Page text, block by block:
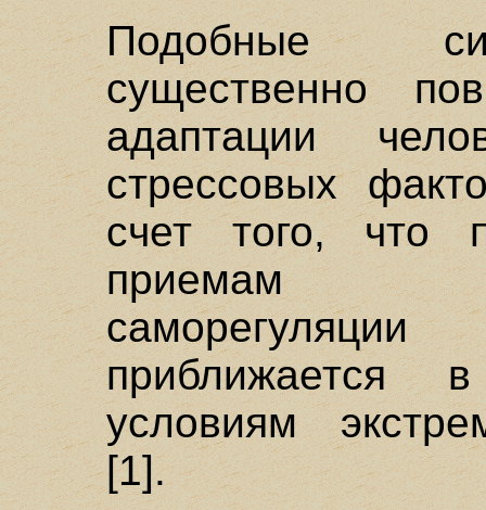
Подобные
существенно
адаптации
стрессовых
счет того, что
приемам
приближается
условиям
[1].